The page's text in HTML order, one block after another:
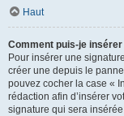
Haut
Comment puis-je
Pour insérer une
créer une depuis le
pouvez cocher la case «
rédaction afin d’insérer
signature qui sera